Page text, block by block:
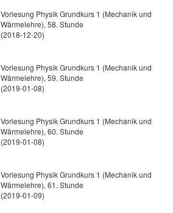
Vorlesung Physik Grundkurs 1 (Mechanik und
Wärmelehre), 58. Stunde
(2018-12-20)
Vorlesung Physik Grundkurs 1 (Mechanik und
Wärmelehre), 59. Stunde
(2019-01-08)
Vorlesung Physik Grundkurs 1 (Mechanik und
Wärmelehre), 60. Stunde
(2019-01-08)
Vorlesung Physik Grundkurs 1 (Mechanik und
Wärmelehre), 61. Stunde
(2019-01-09)